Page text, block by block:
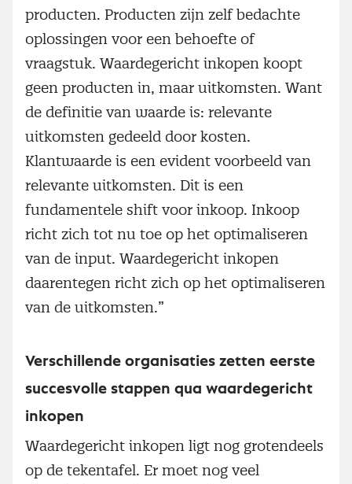
producten. Producten zijn zelf bedachte
oplossingen voor een behoefte of
vraagstuk. Waardegericht inkopen koopt
geen producten in, maar uitkomsten. Want
de definitie van waarde is: relevante
uitkomsten gedeeld door kosten.
Klantwaarde is een evident voorbeeld van
relevante uitkomsten. Dit is een
fundamentele shift voor inkoop. Inkoop
richt zich tot nu toe op het optimaliseren
van de input. Waardegericht inkopen
daarentegen richt zich op het optimaliseren
van de uitkomsten.”
Verschillende organisaties zetten eerste
succesvolle stappen qua waardegericht
inkopen
Waardegericht inkopen ligt nog grotendeels
op de tekentafel. Er moet nog veel